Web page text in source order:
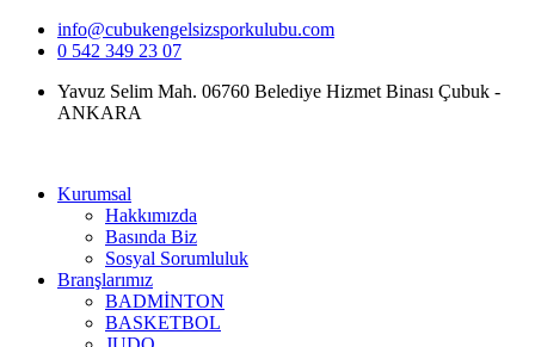
info@cubukengelsizsporkulubu.com
0 542 349 23 07
Yavuz Selim Mah. 06760 Belediye Hizmet Binası Çubuk -
ANKARA
Kurumsal
Hakkımızda
Basında Biz
Sosyal Sorumluluk
Branşlarımız
BADMİNTON
BASKETBOL